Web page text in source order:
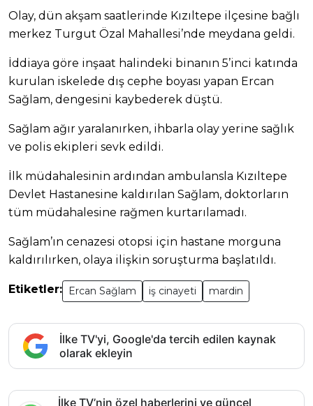
Olay, dün akşam saatlerinde Kızıltepe ilçesine bağlı
merkez Turgut Özal Mahallesi’nde meydana geldi.
İddiaya göre inşaat halindeki binanın 5’inci katında
kurulan iskelede dış cephe boyası yapan Ercan
Sağlam, dengesini kaybederek düştü.
Sağlam ağır yaralanırken, ihbarla olay yerine sağlık
ve polis ekipleri sevk edildi.
İlk müdahalesinin ardından ambulansla Kızıltepe
Devlet Hastanesine kaldırılan Sağlam, doktorların
tüm müdahalesine rağmen kurtarılamadı.
Sağlam’ın cenazesi otopsi için hastane morguna
kaldırılırken, olaya ilişkin soruşturma başlatıldı.
Etiketler: Ercan Sağlam iş cinayeti mardin
İlke TV'yi, Google'da tercih edilen kaynak
olarak ekleyin
İlke TV’nin özel haberlerini ve güncel